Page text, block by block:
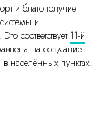
и благополучие
и
соответствует11-й
на создание
населённых пунктах.